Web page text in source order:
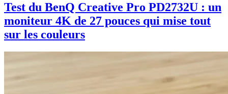
Test du BenQ Creative Pro PD2732U : un
moniteur 4K de 27 pouces qui mise tout
sur les couleurs